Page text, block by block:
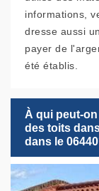
informations,
dresse aussi
payer de
été établis.
À qui peut-
des toits
dans le